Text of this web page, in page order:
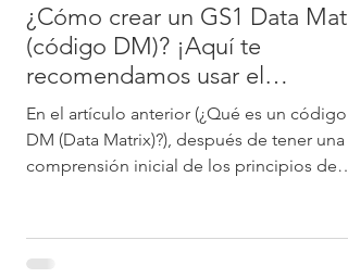
¿Cómo crear un GS1 Data
(código DM)? ¡Aquí te
recomendamos usar el
generador en línea gratuito!
En el artículo anterior (¿Qué es un código
DM (Data Matrix)?), después de tener una
comprensión inicial de los principios de